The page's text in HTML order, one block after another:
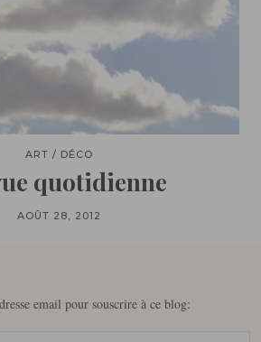
ART / DÉCO
quotidienne
AOÛT 28, 2012
email pour souscrire à ce blog: